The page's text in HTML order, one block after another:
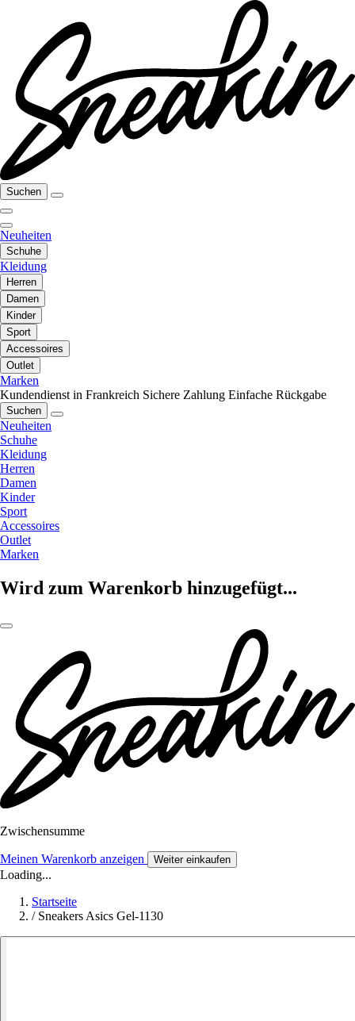
Suchen
Neuheiten
Schuhe
Kleidung
Herren
Damen
Kinder
Sport
Accessoires
Outlet
Marken
Kundendienst in Frankreich Sichere Zahlung Einfache Rückgabe
Suchen
Neuheiten
Schuhe
Kleidung
Herren
Damen
Kinder
Sport
Accessoires
Outlet
Marken
Wird zum Warenkorb hinzugefügt...
Zwischensumme
Meinen Warenkorb anzeigen Weiter einkaufen
Loading...
Startseite
/ Sneakers Asics Gel-1130